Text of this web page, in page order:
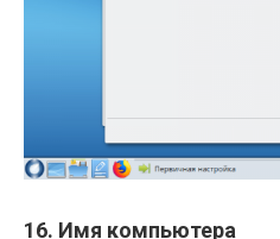
16. Имя компьютера